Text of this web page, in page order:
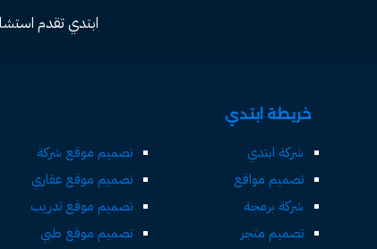
ابتدي تقدم
خريطة ابتدي
شركة ابتدي
تصميم مواقع
شركة برمجة
تصميم متجر
تصميم موقع شركة
تصميم موقع عقاري
تصميم موقع تدريب
تصميم موقع طبي